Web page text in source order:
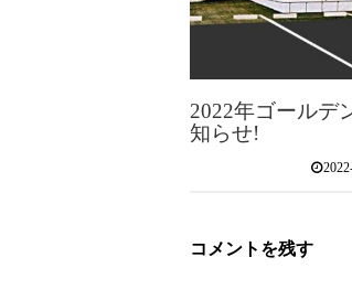
2022年ゴールデ
知らせ!
コメントを残す